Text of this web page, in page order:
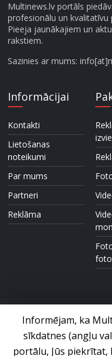
Multinews.lv portāls
profesionālu un kvalitatīvu
Pieeja jaunākajiem un
rakstiem.
Sazinies ar mums:
Informācijai
Kontakti
Lietošanas
noteikumi
Par mums
Partneri
Reklāma
Foto un video ziņu
Informējam, ka
sīkdatnes (angļu
portālu, Jūs piekrītat,